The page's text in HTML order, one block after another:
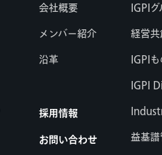
会社概要
メンバー紹介
沿革
採用情報
お問い合わせ
IGPI
経営共
IGPI
IGPI
益基